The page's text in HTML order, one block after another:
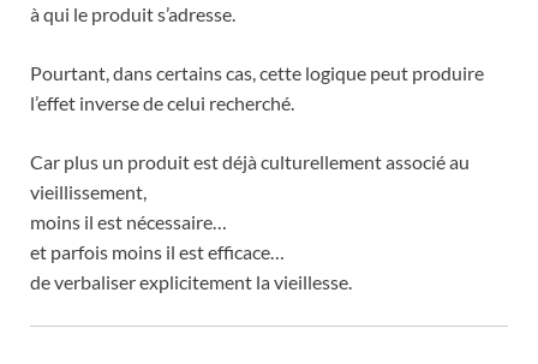
à qui le produit s’adresse.
Pourtant, dans certains cas, cette logique peut produire
l’effet inverse de celui recherché.
Car plus un produit est déjà culturellement associé au
vieillissement,
moins il est nécessaire…
et parfois moins il est efficace…
de verbaliser explicitement la vieillesse.